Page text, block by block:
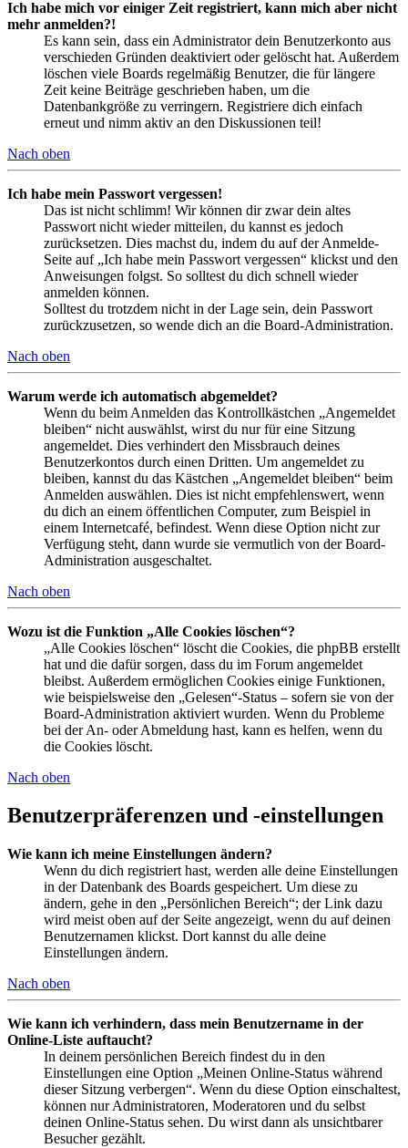
Ich habe mich vor einiger Zeit registriert, kann mich aber nicht
mehr anmelden?!
Es kann sein, dass ein Administrator dein Benutzerkonto aus
verschieden Gründen deaktiviert oder gelöscht hat. Außerdem
löschen viele Boards regelmäßig Benutzer, die für längere
Zeit keine Beiträge geschrieben haben, um die
Datenbankgröße zu verringern. Registriere dich einfach
erneut und nimm aktiv an den Diskussionen teil!
Nach oben
Ich habe mein Passwort vergessen!
Das ist nicht schlimm! Wir können dir zwar dein altes
Passwort nicht wieder mitteilen, du kannst es jedoch
zurücksetzen. Dies machst du, indem du auf der Anmelde-
Seite auf „Ich habe mein Passwort vergessen“ klickst und den
Anweisungen folgst. So solltest du dich schnell wieder
anmelden können.
Solltest du trotzdem nicht in der Lage sein, dein Passwort
zurückzusetzen, so wende dich an die Board-Administration.
Nach oben
Warum werde ich automatisch abgemeldet?
Wenn du beim Anmelden das Kontrollkästchen „Angemeldet
bleiben“ nicht auswählst, wirst du nur für eine Sitzung
angemeldet. Dies verhindert den Missbrauch deines
Benutzerkontos durch einen Dritten. Um angemeldet zu
bleiben, kannst du das Kästchen „Angemeldet bleiben“ beim
Anmelden auswählen. Dies ist nicht empfehlenswert, wenn
du dich an einem öffentlichen Computer, zum Beispiel in
einem Internetcafé, befindest. Wenn diese Option nicht zur
Verfügung steht, dann wurde sie vermutlich von der Board-
Administration ausgeschaltet.
Nach oben
Wozu ist die Funktion „Alle Cookies löschen“?
„Alle Cookies löschen“ löscht die Cookies, die phpBB erstellt
hat und die dafür sorgen, dass du im Forum angemeldet
bleibst. Außerdem ermöglichen Cookies einige Funktionen,
wie beispielsweise den „Gelesen“-Status – sofern sie von der
Board-Administration aktiviert wurden. Wenn du Probleme
bei der An- oder Abmeldung hast, kann es helfen, wenn du
die Cookies löscht.
Nach oben
Benutzerpräferenzen und -einstellungen
Wie kann ich meine Einstellungen ändern?
Wenn du dich registriert hast, werden alle deine Einstellungen
in der Datenbank des Boards gespeichert. Um diese zu
ändern, gehe in den „Persönlichen Bereich“; der Link dazu
wird meist oben auf der Seite angezeigt, wenn du auf deinen
Benutzernamen klickst. Dort kannst du alle deine
Einstellungen ändern.
Nach oben
Wie kann ich verhindern, dass mein Benutzername in der
Online-Liste auftaucht?
In deinem persönlichen Bereich findest du in den
Einstellungen eine Option „Meinen Online-Status während
dieser Sitzung verbergen“. Wenn du diese Option einschaltest,
können nur Administratoren, Moderatoren und du selbst
deinen Online-Status sehen. Du wirst dann als unsichtbarer
Besucher gezählt.